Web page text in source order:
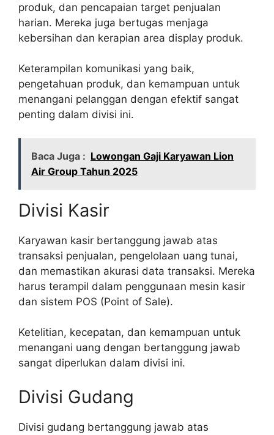
produk, dan pencapaian target penjualan
harian. Mereka juga bertugas menjaga
kebersihan dan kerapian area display produk.
Keterampilan komunikasi yang baik,
pengetahuan produk, dan kemampuan untuk
menangani pelanggan dengan efektif sangat
penting dalam divisi ini.
Baca Juga : Lowongan Gaji Karyawan Lion
Air Group Tahun 2025
Divisi Kasir
Karyawan kasir bertanggung jawab atas
transaksi penjualan, pengelolaan uang tunai,
dan memastikan akurasi data transaksi. Mereka
harus terampil dalam penggunaan mesin kasir
dan sistem POS (Point of Sale).
Ketelitian, kecepatan, dan kemampuan untuk
menangani uang dengan bertanggung jawab
sangat diperlukan dalam divisi ini.
Divisi Gudang
Divisi gudang bertanggung jawab atas